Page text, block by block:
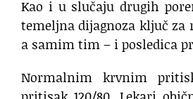
Kao i u slučaju drugih
temeljna dijagnoza ključ za
a samim tim – i posledica
Normalnim krvnim